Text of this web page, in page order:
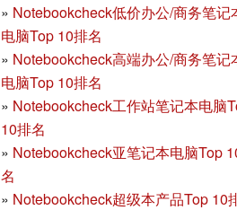
» Notebookcheck低价办公/商务笔记
电脑Top 10排名
» Notebookcheck高端办公/商务笔记
电脑Top 10排名
» Notebookcheck工作站笔记本电脑
10排名
» Notebookcheck亚笔记本电脑Top
名
» Notebookcheck超级本产品Top 10